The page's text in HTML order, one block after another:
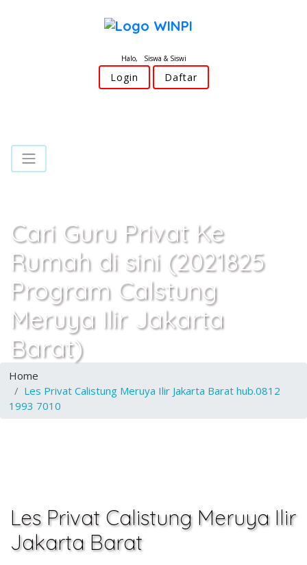
Halo, Siswa & Siswi
Login Daftar
Cari Guru Privat Ke
Rumah di sini (2021825
Program Calstung
Meruya Ilir Jakarta
Barat)
Home
Les Privat Calistung Meruya Ilir Jakarta Barat hub.0812
1993 7010
Les Privat Calistung Meruya Ilir
Jakarta Barat